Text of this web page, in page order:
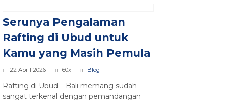
Serunya Pengalaman
Rafting di Ubud untuk
Kamu yang Masih Pemula
22 April 2026 60x Blog
Rafting di Ubud – Bali memang sudah
sangat terkenal dengan pemandangan